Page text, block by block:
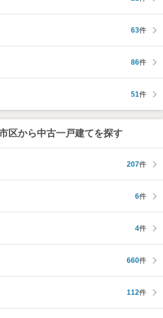
63件
86件
51件
区から中古一戸建てを探す
207件
6件
4件
660件
112件